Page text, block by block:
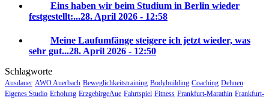
Eins haben wir beim Studium in Berlin wieder
festgestellt:...28. April 2026 - 12:58
Meine Laufumfänge steigere ich jetzt wieder, was
sehr gut...28. April 2026 - 12:50
Schlagworte
Ausdauer AWO Auerbach Beweglichkeitstraining Bodybuilding Coaching Dehnen
Eigenes Studio Erholung ErzgebirgeAue Fahrtspiel Fitness Frankfurt-Marathin Frankfurt-